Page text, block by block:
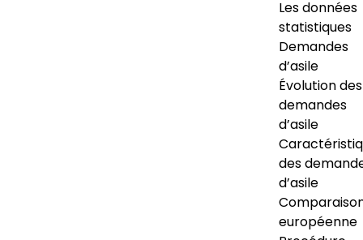
Les données
statistiques
Demandes
d’asile
Évolution des
demandes
d’asile
des
d’asile
européenne